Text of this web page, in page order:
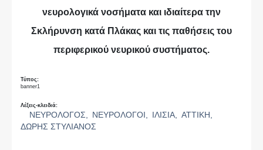
νευρολογικά νοσήματα και ιδιαίτερα την
Σκλήρυνση κατά Πλάκας και τις παθήσεις του
περιφερικού νευρικού συστήματος.
Τύπος:
banner1
Λέξεις-κλειδιά:
ΝΕΥΡΟΛΟΓΟΣ, ΝΕΥΡΟΛΟΓΟΙ, ΙΛΙΣΙΑ,
ΑΤΤΙΚΗ,
ΔΩΡΗΣ ΣΤΥΛΙΑΝΟΣ